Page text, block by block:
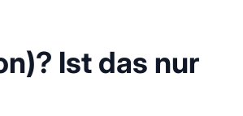
Ist das nur